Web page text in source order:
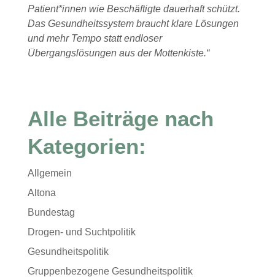
Patient*innen wie Beschäftigte dauerhaft schützt.
Das Gesundheitssystem braucht klare Lösungen
und mehr Tempo statt endloser
Übergangslösungen aus der Mottenkiste.“
Alle Beiträge nach
Kategorien:
Allgemein
Altona
Bundestag
Drogen- und Suchtpolitik
Gesundheitspolitik
Gruppenbezogene Gesundheitspolitik